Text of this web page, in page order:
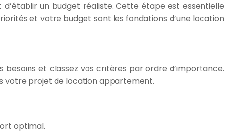
un budget réaliste. Cette étape est essentielle
et votre budget sont les fondations d’une location
et classez vos critères par ordre d’importance.
votre projet de location appartement.
optimal.